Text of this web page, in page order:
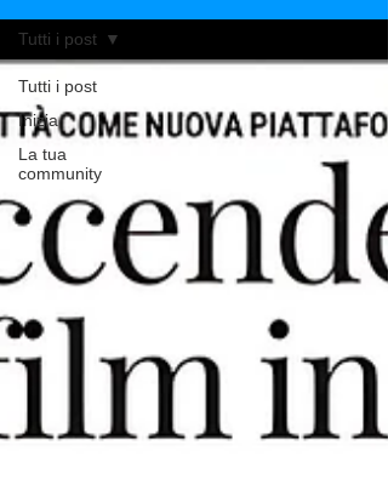
Tutti i post
Inizia
La tua
community
Tutti i post